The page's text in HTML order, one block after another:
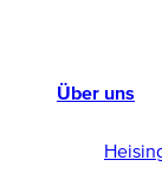
Über uns